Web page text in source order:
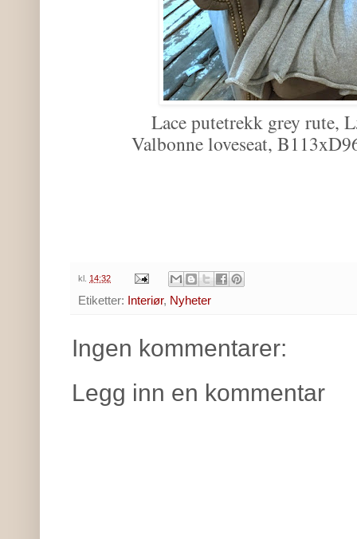
Lace putetrekk grey rute,
Valbonne loveseat,
kl. 14:32
Etiketter: Interiør, Nyheter
Ingen kommentarer:
Legg inn en kommentar